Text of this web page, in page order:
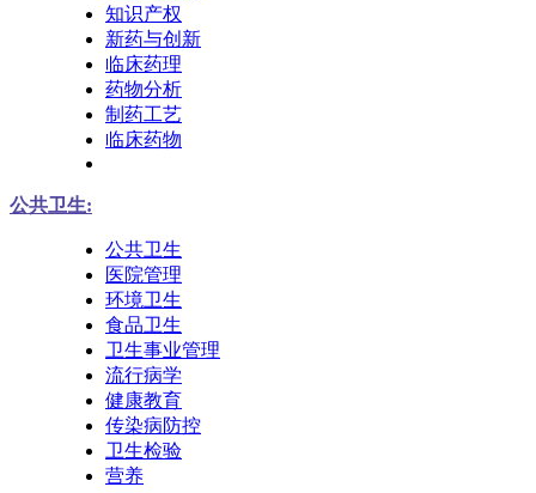
知识产权
新药与创新
临床药理
药物分析
制药工艺
临床药物
公共卫生:
公共卫生
医院管理
环境卫生
食品卫生
卫生事业管理
流行病学
健康教育
传染病防控
卫生检验
营养